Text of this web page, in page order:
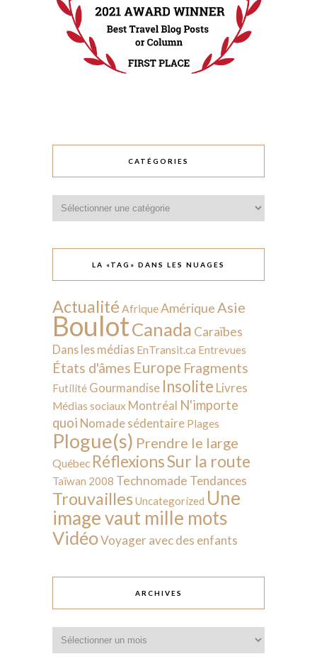
CATÉGORIES
LA «TAG» DANS LES NUAGES
Actualité AfriqueAmérique Asie
BoulotCanada Caraïbes
Dans les médias EnTransit.ca Entrevues
États d'âmes Europe Fragments
Futilité Gourmandise Insolite Livres
Médias sociaux Montréal N'importe
quoi Nomade sédentaire Plages
Plogue(s) Prendre le large
Québec RéflexionsSur la route
Taïwan 2008 Technomade Tendances
Trouvailles Uncategorized Une
image vaut mille mots
VidéoVoyager avec des enfants
ARCHIVES